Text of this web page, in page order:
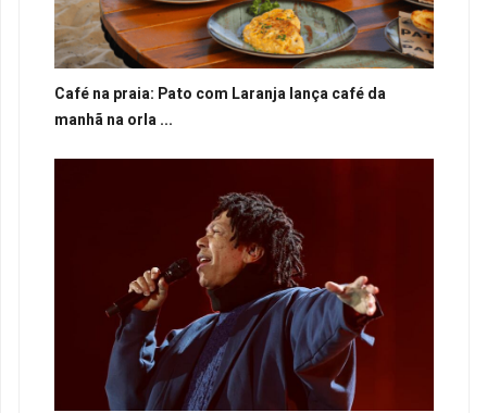
Café na praia: Pato com Laranja lança café da
manhã na orla ...